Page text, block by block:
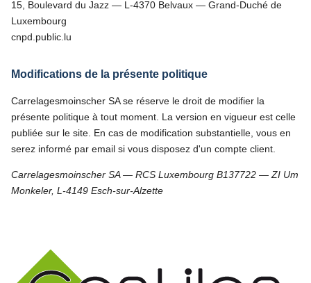
15, Boulevard du Jazz — L-4370 Belvaux — Grand-Duché de
Luxembourg
cnpd.public.lu
Modifications de la présente politique
Carrelagesmoinscher SA se réserve le droit de modifier la
présente politique à tout moment. La version en vigueur est celle
publiée sur le site. En cas de modification substantielle, vous en
serez informé par email si vous disposez d'un compte client.
Carrelagesmoinscher SA — RCS Luxembourg B137722 — ZI Um
Monkeler, L-4149 Esch-sur-Alzette